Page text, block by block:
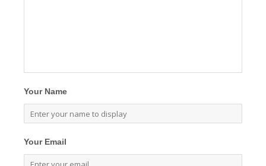
Your Name
Your Email